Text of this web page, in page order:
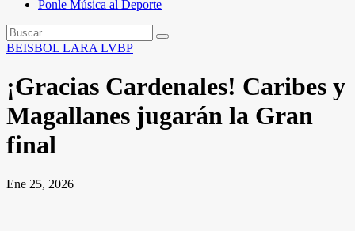
Ponle Música al Deporte
BEISBOL LARA LVBP
¡Gracias Cardenales! Caribes y
Magallanes jugarán la Gran
final
Ene 25, 2026